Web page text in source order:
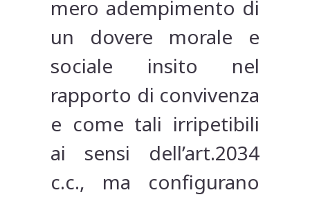
mero adempimento di
un dovere morale e
sociale insito nel
rapporto di convivenza
e come tali irripetibili
ai sensi dell’art.2034
c.c., ma configurano